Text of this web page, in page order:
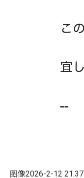
图像2026-2-12 21.37